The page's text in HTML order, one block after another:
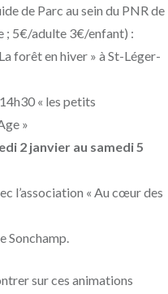
de Parc au sein du PNR de
; 5€/adulte 3€/enfant) :
forêt en hiver » à St-Léger-
« les petits
»
2 janvier au samedi 5
l’association « Au cœur des
Sonchamp.
sur ces animations